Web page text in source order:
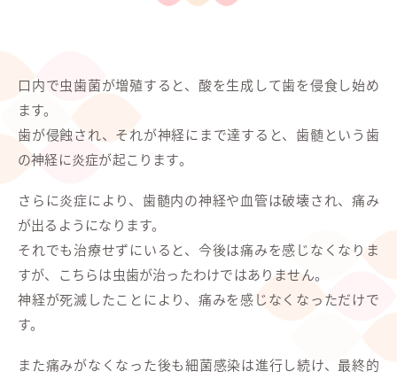
口内で虫歯菌が増殖すると、酸を生成して歯を侵食し始め
ます。
歯が侵蝕され、それが神経にまで達すると、歯髄という歯
の神経に炎症が起こります。
さらに炎症により、歯髄内の神経や血管は破壊され、痛み
が出るようになります。
それでも治療せずにいると、今後は痛みを感じなくなりま
すが、こちらは虫歯が治ったわけではありません。
神経が死滅したことにより、痛みを感じなくなっただけで
す。
また痛みがなくなった後も細菌感染は進行し続け、最終的